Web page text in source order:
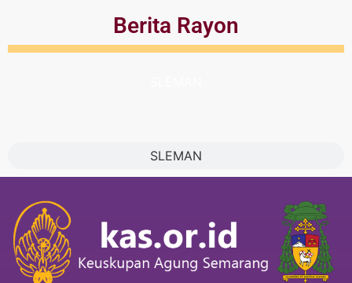
Berita Rayon
SLEMAN